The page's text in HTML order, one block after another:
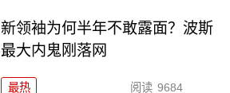
新领袖为何半年不敢露面？波斯
最大内鬼刚落网
最热 阅读 9684